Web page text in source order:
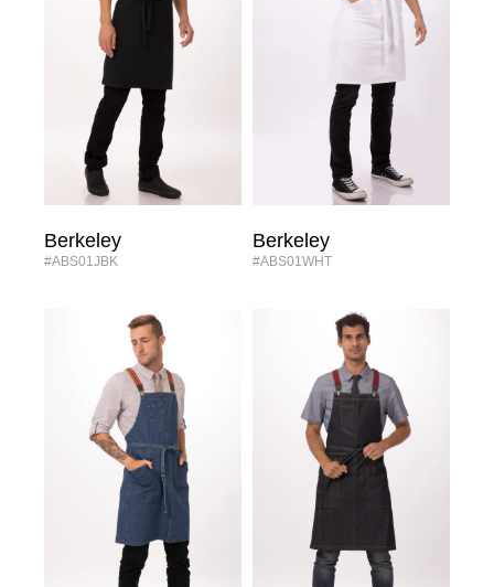
Berkeley
#ABS01JBK
Berkeley
#ABS01WHT